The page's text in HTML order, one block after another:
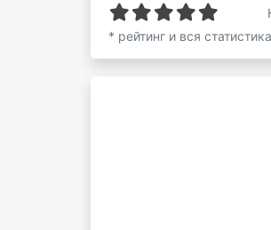
* рейтинг и вся